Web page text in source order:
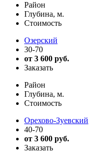
Район
Глубина, м.
Стоимость
Озерский
30-70
от 3 600 руб.
Заказать
Район
Глубина, м.
Стоимость
Орехово-Зуевский
40-70
от 3 600 руб.
Заказать